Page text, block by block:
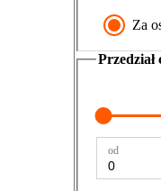
Za
Przedział
od